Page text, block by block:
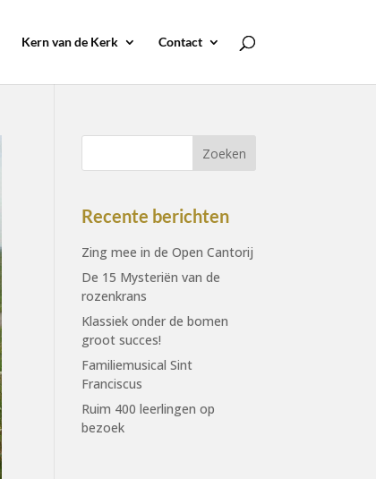
Kern van de Kerk Contact
Recente berichten
Zing mee in de Open Cantorij
De 15 Mysteriën van de
rozenkrans
Klassiek onder de bomen
groot succes!
Familiemusical Sint
Franciscus
Ruim 400 leerlingen op
bezoek